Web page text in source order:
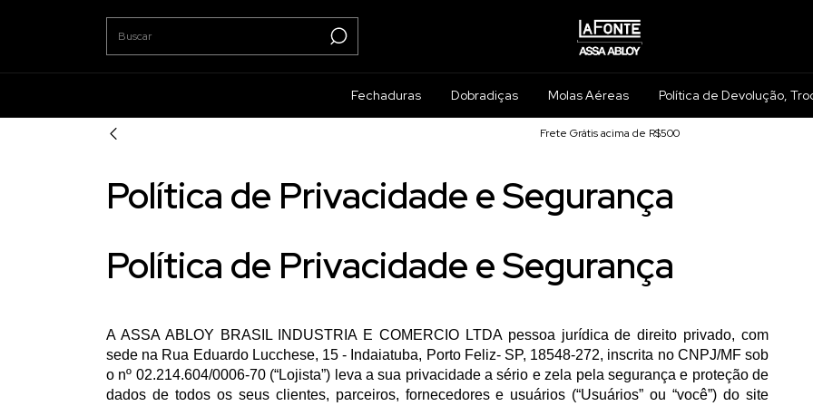
Fechaduras Dobradiças Molas Aéreas Política de Devolução,
Frete Grátis acima de R$500
Política de Privacidade e Segurança
Política de Privacidade e Segurança
A ASSA ABLOY BRASIL INDUSTRIA E COMERCIO LTDA pessoa jurídica de direito privado, com
sede na Rua Eduardo Lucchese, 15 - Indaiatuba, Porto Feliz- SP, 18548-272, inscrita no CNPJ/MF sob
o nº 02.214.604/0006-70 (“Lojista”) leva a sua privacidade a sério e zela pela segurança e proteção de
dados de todos os seus clientes, parceiros, fornecedores e usuários (“Usuários” ou “você”) do site